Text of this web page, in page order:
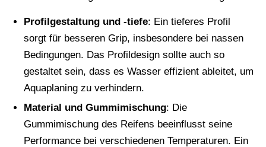
Profilgestaltung und -tiefe: Ein tieferes Profil
sorgt für besseren Grip, insbesondere bei nassen
Bedingungen. Das Profildesign sollte auch so
gestaltet sein, dass es Wasser effizient ableitet, um
Aquaplaning zu verhindern.
Material und Gummimischung: Die
Gummimischung des Reifens beeinflusst seine
Performance bei verschiedenen Temperaturen. Ein